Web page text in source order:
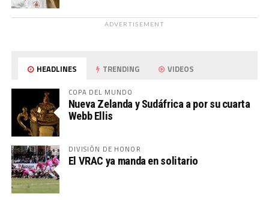
ADVERTISEMENT
HEADLINES TRENDING VIDEOS
COPA DEL MUNDO
Nueva Zelanda y Sudáfrica a por su cuarta
Webb Ellis
DIVISIÓN DE HONOR
El VRAC ya manda en solitario